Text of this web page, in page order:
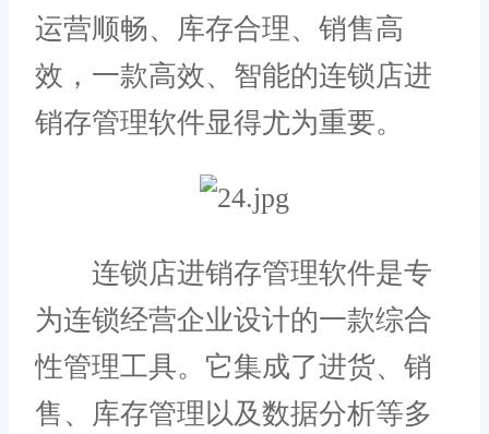
运营顺畅、库存合理、销售高
效，一款高效、智能的连锁店进
销存管理软件显得尤为重要。
连锁店进销存管理软件是专
为连锁经营企业设计的一款综合
性管理工具。它集成了进货、销
售、库存管理以及数据分析等多